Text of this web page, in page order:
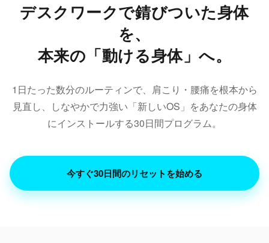
デスクワークで錆びついた身体
を、
本来の「動ける身体」へ。
1日たった数分のルーティンで、肩こり・腰痛を根本から
見直し、しなやかで力強い「新しいOS」をあなたの身体
にインストールする30日間プログラム。
今すぐ30日間のリセットを始める